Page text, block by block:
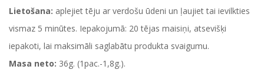
Lietošana: aplejiet tēju ar verdošu ūdeni un ļaujiet tai ievilkties
vismaz 5 minūtes. Iepakojumā: 20 tējas maisiņi, atsevišķi
iepakoti, lai maksimāli saglabātu produkta svaigumu.
Masa neto: 36g. (1pac.-1,8g.).